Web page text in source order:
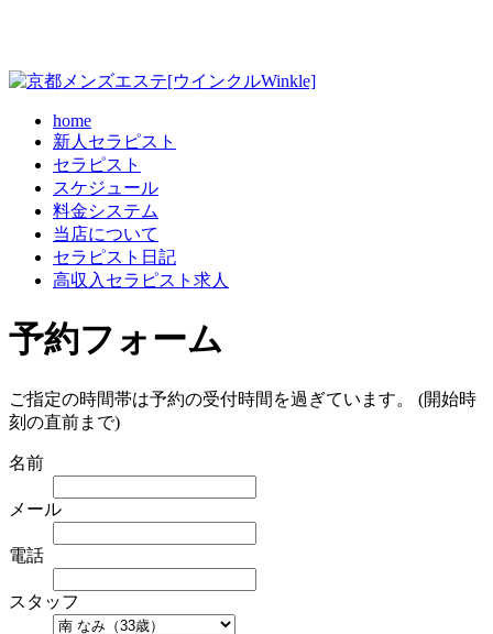
home
新人セラピスト
セラピスト
スケジュール
料金システム
当店について
セラピスト日記
高収入セラピスト求人
予約フォーム
ご指定の時間帯は予約の受付時間を過ぎています。 (開始時
刻の直前まで)
名前
メール
電話
スタッフ